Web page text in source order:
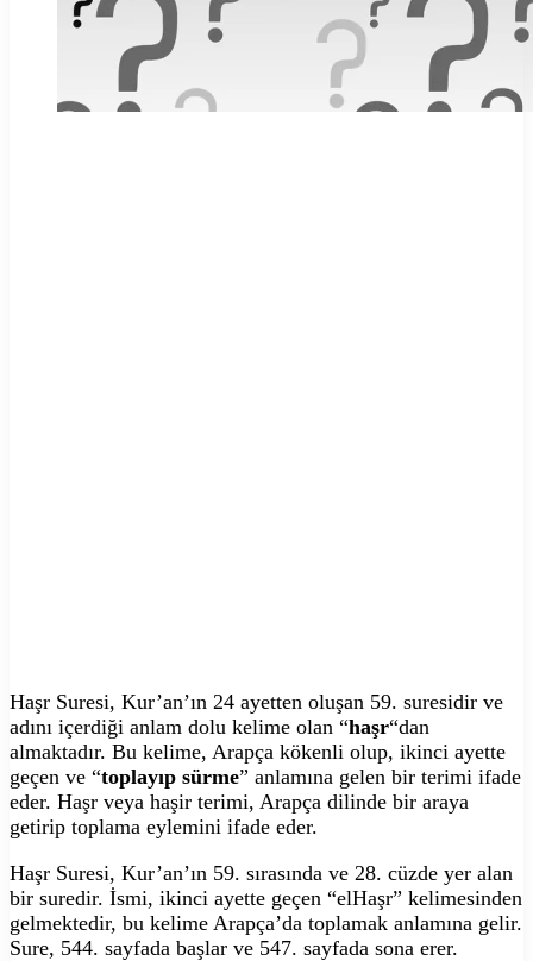
Haşr Suresi, Kur’an’ın 24 ayetten oluşan 59. suresidir ve
adını içerdiği anlam dolu kelime olan “haşr“dan
almaktadır. Bu kelime, Arapça kökenli olup, ikinci ayette
geçen ve “toplayıp sürme” anlamına gelen bir terimi ifade
eder. Haşr veya haşir terimi, Arapça dilinde bir araya
getirip toplama eylemini ifade eder.
Haşr Suresi, Kur’an’ın 59. sırasında ve 28. cüzde yer alan
bir suredir. İsmi, ikinci ayette geçen “elHaşr” kelimesinden
gelmektedir, bu kelime Arapça’da toplamak anlamına gelir.
Sure, 544. sayfada başlar ve 547. sayfada sona erer.